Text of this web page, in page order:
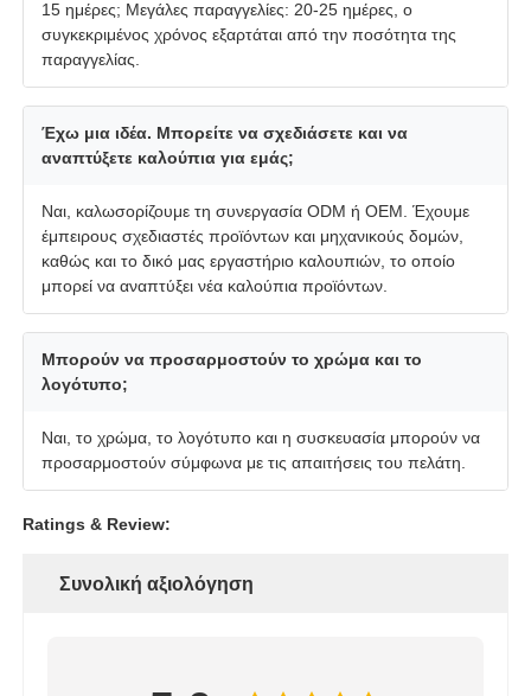
15 ημέρες; Μεγάλες παραγγελίες: 20-25 ημέρες, ο
συγκεκριμένος χρόνος εξαρτάται από την ποσότητα της
παραγγελίας.
Έχω μια ιδέα. Μπορείτε να σχεδιάσετε και να
αναπτύξετε καλούπια για εμάς;
Ναι, καλωσορίζουμε τη συνεργασία ODM ή OEM. Έχουμε
έμπειρους σχεδιαστές προϊόντων και μηχανικούς δομών,
καθώς και το δικό μας εργαστήριο καλουπιών, το οποίο
μπορεί να αναπτύξει νέα καλούπια προϊόντων.
Μπορούν να προσαρμοστούν το χρώμα και το
λογότυπο;
Ναι, το χρώμα, το λογότυπο και η συσκευασία μπορούν να
προσαρμοστούν σύμφωνα με τις απαιτήσεις του πελάτη.
Ratings & Review:
Συνολική αξιολόγηση